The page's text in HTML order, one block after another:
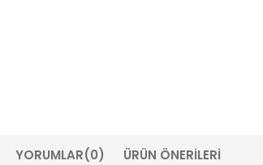
YORUMLAR(0) ÜRÜN ÖNERILERI